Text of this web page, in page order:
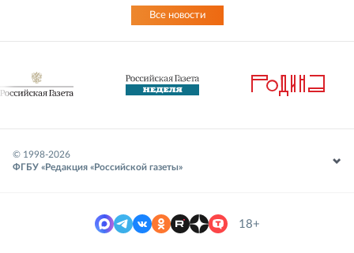
Все новости
© 1998-2026
ФГБУ «Редакция «Российской газеты»
18+